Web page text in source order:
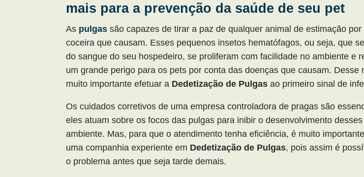
mais para a prevenção da saúde de seu pet
As pulgas são capazes de tirar a paz de qualquer animal de estimação por
coceira que causam. Esses pequenos insetos hematófagos, ou seja, que
do sangue do seu hospedeiro, se proliferam com facilidade no ambiente e
um grande perigo para os pets por conta das doenças que causam. Desse
muito importante efetuar a Dedetização de Pulgas ao primeiro sinal de
Os cuidados corretivos de uma empresa controladora de pragas são
eles atuam sobre os focos das pulgas para inibir o desenvolvimento
ambiente. Mas, para que o atendimento tenha eficiência, é muito
uma companhia experiente em Dedetização de Pulgas, pois assim é
o problema antes que seja tarde demais.